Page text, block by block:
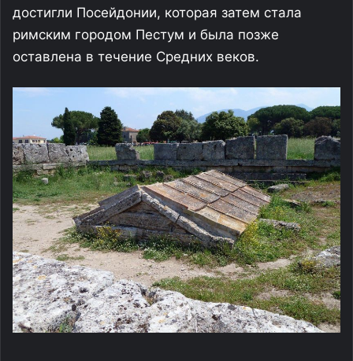
достигли Посейдонии, которая затем стала
римским городом Пестум и была позже
оставлена в течение Средних веков.